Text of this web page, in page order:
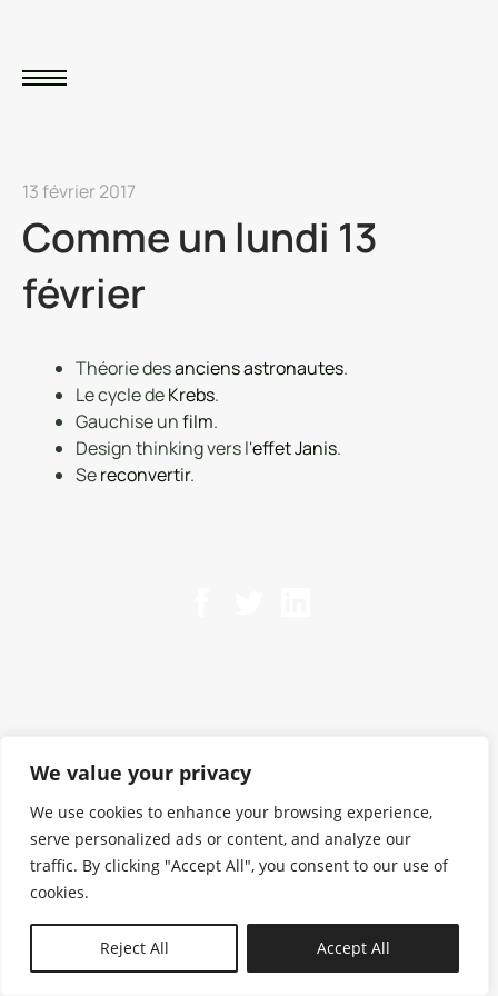
We value your privacy
We use cookies to enhance your browsing experience,
serve personalized ads or content, and analyze our
traffic. By clicking "Accept All", you consent to our use of
cookies.
Reject All Accept All
13 février 2017
Comme un lundi 13
février
Théorie desanciens astronautes.
Le cycle deKrebs.
Gauchise unfilm.
Design thinking vers l'effet Janis.
Sereconvertir.